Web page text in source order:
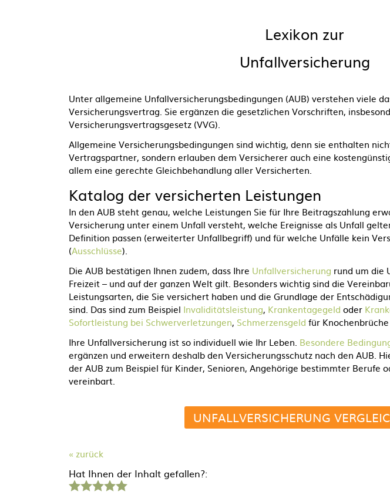
Lexikon zur
Unfallversicherung
Unter allgemeine Unfallversicherungsbedingungen (AUB) verstehen viele
Versicherungsvertrag. Sie ergänzen die gesetzlichen Vorschriften,
Versicherungsvertragsgesetz (VVG).
Allgemeine Versicherungsbedingungen sind wichtig, denn sie enthalten
Vertragspartner, sondern erlauben dem Versicherer auch eine
allem eine gerechte Gleichbehandlung aller Versicherten.
Katalog der versicherten Leistungen
In den AUB steht genau, welche Leistungen Sie für Ihre Beitragszahlung
Versicherung unter einem Unfall versteht, welche Ereignisse als Unfall
Definition passen (erweiterter Unfallbegriff) und für welche Unfälle kein
(Ausschlüsse).
Die AUB bestätigen Ihnen zudem, dass Ihre Unfallversicherung rund um die
Freizeit – und auf der ganzen Welt gilt. Besonders wichtig sind die
Leistungsarten, die Sie versichert haben und die Grundlage der
sind. Das sind zum Beispiel Invaliditätsleistung, Krankentagegeld oder
Sofortleistung bei Schwerverletzungen, Schmerzensgeld für
Ihre Unfallversicherung ist so individuell wie Ihr Leben. Besondere
ergänzen und erweitern deshalb den Versicherungsschutz nach den AUB.
der AUB zum Beispiel für Kinder, Senioren, Angehörige bestimmter Berufe
vereinbart.
UNFALLVERSICHERUNG
« zurück
Hat Ihnen der Inhalt gefallen?:
Stern Sterne Sterne Sterne Sterne